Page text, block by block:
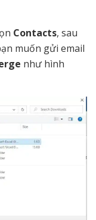
Contacts, sau
muốn gửi email
như hình